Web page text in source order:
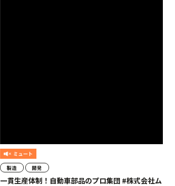
製造 開発
一貫生産体制！自動車部品のプロ集団 #株式会社ム